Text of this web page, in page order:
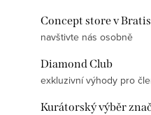
Concept store v
navštivte nás osobně
Diamond Club
exkluzivní výhody pro
Kurátorský výběr